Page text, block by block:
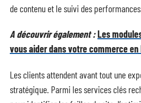
de contenu et le suivi des performances.
A découvrir également :Les
vous aider dans votre commerce en
Les clients attendent avant tout une
stratégique. Parmi les services clés